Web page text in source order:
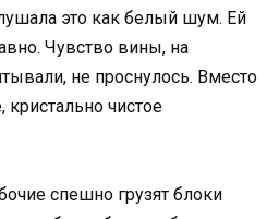
это как белый шум. Ей
Чувство вины, на
не проснулось. Вместо
чистое
спешно грузят блоки